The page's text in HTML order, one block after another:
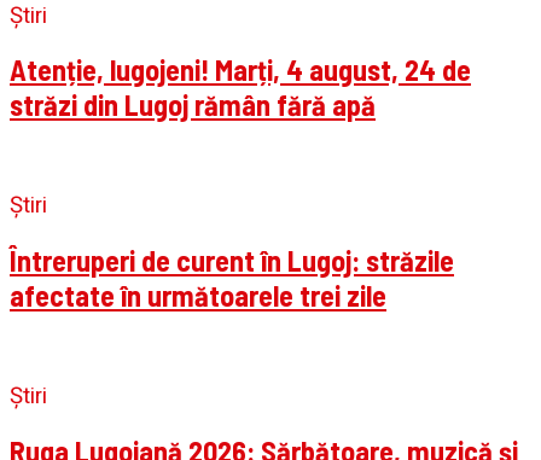
Știri
Atenție, lugojeni! Marți, 4 august, 24 de
străzi din Lugoj rămân fără apă
Știri
Întreruperi de curent în Lugoj: străzile
afectate în următoarele trei zile
Știri
Ruga Lugojană 2026: Sărbătoare, muzică și